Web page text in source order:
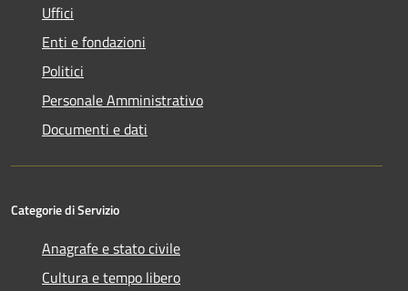
Uffici
Enti e fondazioni
Politici
Personale Amministrativo
Documenti e dati
Categorie di Servizio
Anagrafe e stato civile
Cultura e tempo libero